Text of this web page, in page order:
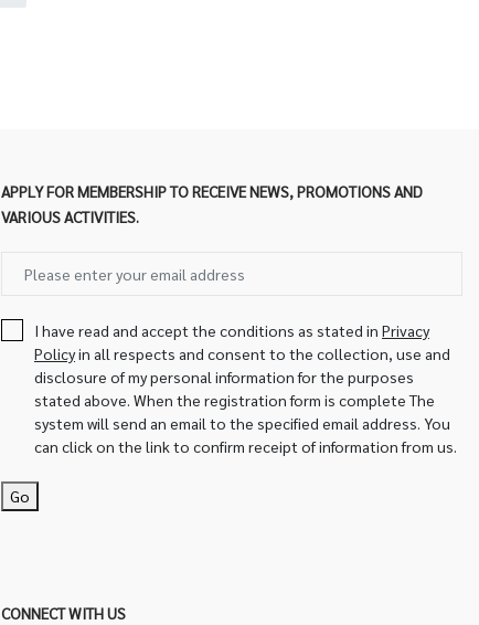
APPLY FOR MEMBERSHIP TO RECEIVE NEWS, PROMOTIONS AND
VARIOUS ACTIVITIES.
I have read and accept the conditions as stated in Privacy
Policyin all respects and consent to the collection, use and
disclosure of my personal information for the purposes
stated above. When the registration form is complete The
system will send an email to the specified email address. You
can click on the link to confirm receipt of information from us.
Go
CONNECT WITH US